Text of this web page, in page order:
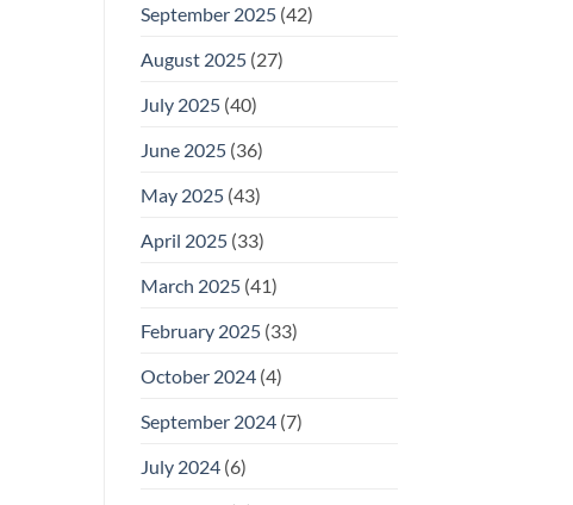
September 2025(42)
August 2025(27)
July 2025(40)
June 2025(36)
May 2025(43)
April 2025(33)
March 2025(41)
February 2025(33)
October 2024(4)
September 2024(7)
July 2024(6)